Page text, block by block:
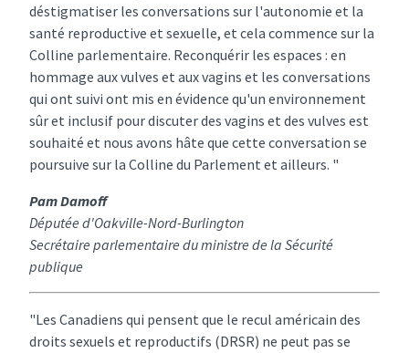
déstigmatiser les conversations sur l'autonomie et la
santé reproductive et sexuelle, et cela commence sur la
Colline parlementaire. Reconquérir les espaces : en
hommage aux vulves et aux vagins et les conversations
qui ont suivi ont mis en évidence qu'un environnement
sûr et inclusif pour discuter des vagins et des vulves est
souhaité et nous avons hâte que cette conversation se
poursuive sur la Colline du Parlement et ailleurs. "
Pam Damoff
Députée d'Oakville-Nord-Burlington
Secrétaire parlementaire du ministre de la Sécurité
publique
"Les Canadiens qui pensent que le recul américain des
droits sexuels et reproductifs (DRSR) ne peut pas se